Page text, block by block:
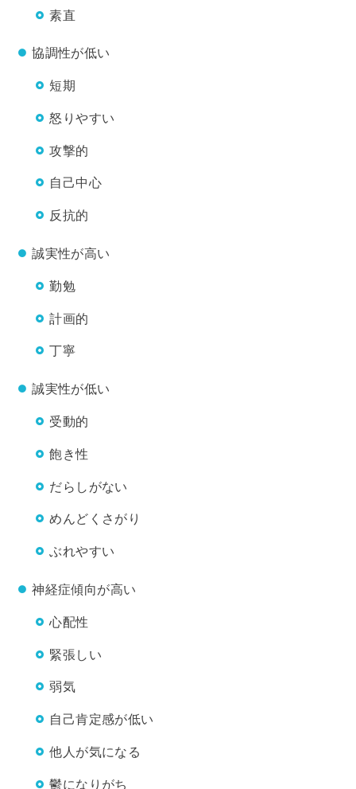
素直
協調性が低い
短期
怒りやすい
攻撃的
自己中心
反抗的
誠実性が高い
勤勉
計画的
丁寧
誠実性が低い
受動的
飽き性
だらしがない
めんどくさがり
ぶれやすい
神経症傾向が高い
心配性
緊張しい
弱気
自己肯定感が低い
他人が気になる
鬱になりがち